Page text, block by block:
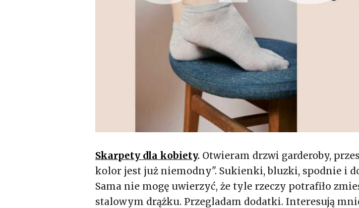
Skarpety dla kobiety. Otwieram drzwi garderoby,
kolor jest już niemodny". Sukienki, bluzki, spodnie i
Sama nie mogę uwierzyć, że tyle rzeczy potrafiło
stalowym drążku. Przegladam dodatki. Interesują